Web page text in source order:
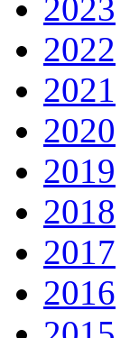
2023
2022
2021
2020
2019
2018
2017
2016